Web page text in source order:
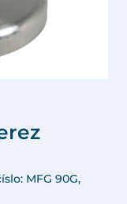
MFG 90G,